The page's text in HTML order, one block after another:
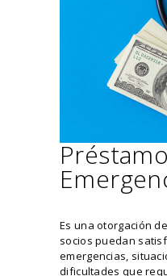
Es una otorgación
socios puedan
emergencias,
dificultades que